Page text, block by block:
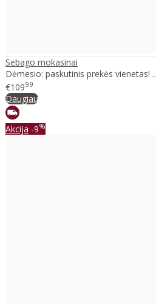
Sebago mokasinai
Dėmesio: paskutinis prekės vienetas! ..
€10999
Daugiau
Akcija -9%